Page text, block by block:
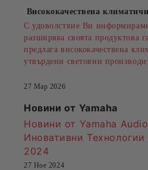
Висококачествена
С удоволствие Ви
разширява своята продуктова
предлага висококачествена
утвърдени световни
27 Мар 2026
Новини от Yamaha
Новини от Yamaha
Иновативни
2024
27 Ное 2024